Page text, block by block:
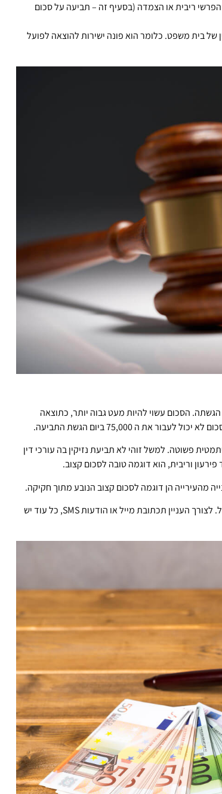
הפרשי ריבית או הצמדה (בסעיף זה – תביעה על סכום
בית משפט. כלומר הוא פונה ישירות להוצאה לפועל
מוגבלת לסכום של 75,000 ש“ח ביום הגשתה. הסכום עשוי להיות מעט גבוה יותר, כתוצאה
ה 75,000 ביום הגשת התביעה.
פשוטה. למשל זוהי לא תביעת נזיקין בה עורכי דין
וריבית, הוא דוגמה טובה לסכום קצוב.
מהעירייה הן דוגמה לסכום קצוב הנובע מתוך חקיקה.
– כל ראיה בכתב המלווה בחתימתו של החייב תתקבל. לצורך העניין תכתובת מייל או הודעות SMS, כל עוד יש
חנוך ויינר
07/11/2024
מקצוען אמין אדיב והכי חשוב סבלני ונלחמם לזכותו
של הלקוח.
ממליץ מאוד